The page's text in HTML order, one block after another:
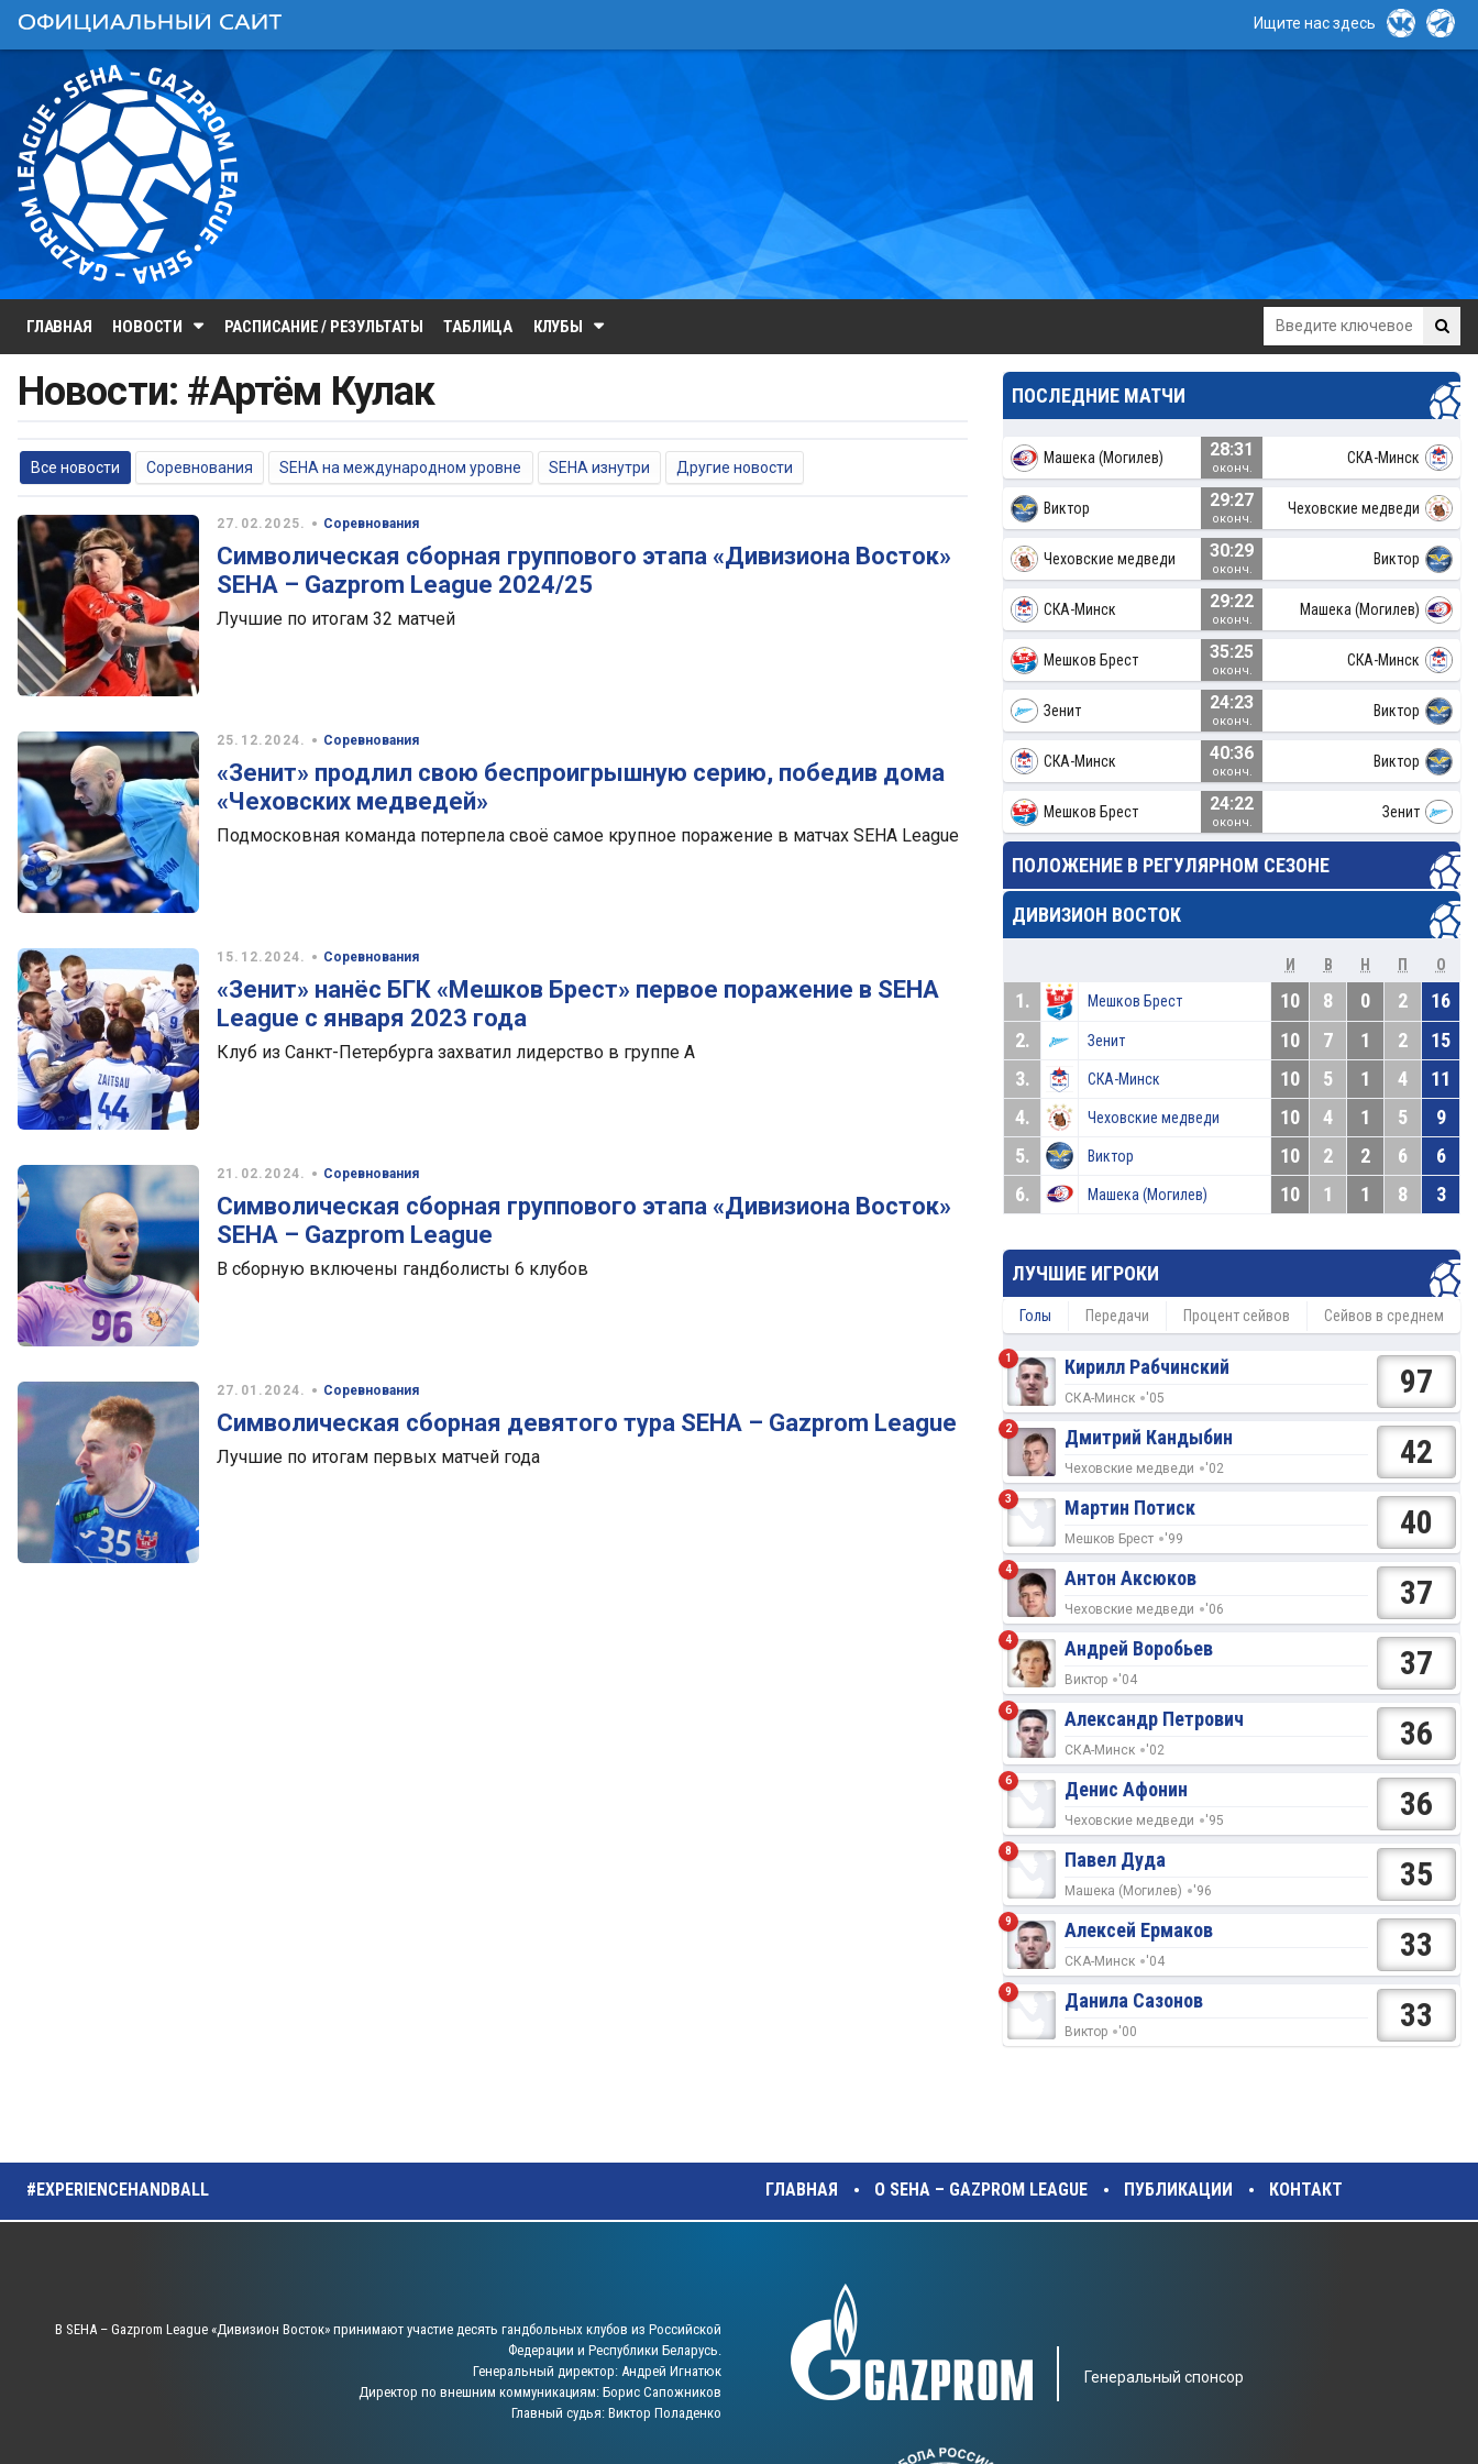
Ищите нас здесь
ГЛАВНАЯ НОВОСТИ РАСПИСАНИЕ / РЕЗУЛЬТАТЫ ТАБЛИЦА КЛУБЫ
Новости: #Артём Кулак
Все новости Соревнования SEHA на международном уровне SEHA изнутри Другие новости
27.02.2025. • Соревнования
Символическая сборная группового этапа «Дивизиона Восток»
SEHA – Gazprom League 2024/25
Лучшие по итогам 32 матчей
25.12.2024. • Соревнования
«Зенит» продлил свою беспроигрышную серию, победив дома
«Чеховских медведей»
Подмосковная команда потерпела своё самое крупное поражение в матчах SEHA League
15.12.2024. • Соревнования
«Зенит» нанёс БГК «Мешков Брест» первое поражение в SEHA
League с января 2023 года
Клуб из Санкт-Петербурга захватил лидерство в группе А
21.02.2024. • Соревнования
Символическая сборная группового этапа «Дивизиона Восток»
SEHA – Gazprom League
В сборную включены гандболисты 6 клубов
27.01.2024. • Соревнования
Символическая сборная девятого тура SEHA – Gazprom League
Лучшие по итогам первых матчей года
ПОСЛЕДНИЕ МАТЧИ
Машека (Могилев) 28:31
оконч.
СКА-Минск
Виктор 29:27
оконч.
Чеховские медведи
Чеховские медведи 30:29
оконч.
Виктор
СКА-Минск 29:22
оконч.
Машека (Могилев)
Мешков Брест 35:25
оконч.
СКА-Минск
Зенит 24:23
оконч.
Виктор
СКА-Минск 40:36
оконч.
Виктор
Мешков Брест 24:22
оконч.
Зенит
ПОЛОЖЕНИЕ В РЕГУЛЯРНОМ СЕЗОНЕ
ДИВИЗИОН ВОСТОК
И В Н П О
1. Мешков Брест 10 8 0 2
16
2.
Зенит 10 7 1 2
15
3.
СКА-Минск 10 5 1 4
11
4.
Чеховские медведи 10 4 1 5
9
5.
Виктор 10 2 2 6
6
6.
Машека (Могилев) 10 1 1 8 3
ЛУЧШИЕ ИГРОКИ
Голы Передачи Процент сейвов Сейвов в среднем
1 Кирилл Рабчинский
СКА-Минск '05 97
2 Дмитрий Кандыбин
Чеховские медведи '02 42
3 Мартин Потиск
Мешков Брест '99 40
4 Антон Аксюков
Чеховские медведи '06 37
4 Андрей Воробьев
Виктор '04 37
6 Александр Петрович
СКА-Минск '02 36
6 Денис Афонин
Чеховские медведи '95 36
8 Павел Дуда
Машека (Могилев) '96 35
9 Алексей Ермаков
СКА-Минск '04 33
9 Данила Сазонов
Виктор '00 33
#EXPERIENCEHANDBALL ГЛАВНАЯ О SEHA – GAZPROM LEAGUE ПУБЛИКАЦИИ КОНТАКТ
В SEHA – Gazprom League «Дивизион Восток» принимают участие десять гандбольных клубов из Российской
Федерации и Республики Беларусь.
Генеральный директор: Андрей Игнатюк
Директор по внешним коммуникациям: Борис Сапожников
Главный судья: Виктор Поладенко
Генеральный спонсор